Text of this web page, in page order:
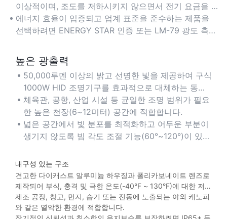
감할 수 있습니다.
이상적이며, 조도를 저하시키지 않으면서 전기 요금을 최
소화합니다.
에너지 효율이 입증되고 업계 표준을 준수하는 제품을
선택하려면 ENERGY STAR 인증 또는 LM-79 광도 측정
높은 광출력
50,000루멘 이상의 밝고 선명한 빛을 제공하여 구식
1000W HID 조명기구를 효과적으로 대체하는 동시
에 에너지 소비량은 절반으로 줄입니다.
체육관, 공항, 산업 시설 등 균일한 조명 범위가 필요
한 높은 천장(6~12미터) 공간에 적합합니다.
넓은 공간에서 빛 분포를 최적화하고 어두운 부분이
생기지 않도록 빔 각도 조절 기능(60°~120°)이 있는
내구성 있는 구조
견고한 다이캐스트 알루미늄 하우징과 폴리카보네이트 렌즈로
제작되어 부식, 충격 및 극한 온도(-40°F ~ 130°F)에 대한 저항
력을 보장합니다.
제조 공장, 창고, 먼지, 습기 또는 진동에 노출되는 야외 캐노피
와 같은 열악한 환경에 적합합니다.